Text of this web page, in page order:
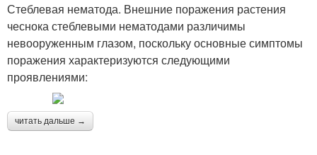
Стеблевая нематода. Внешние поражения растения
чеснока стеблевыми нематодами различимы
невооруженным глазом, поскольку основные симптомы
поражения характеризуются следующими
проявлениями:
читать дальше →